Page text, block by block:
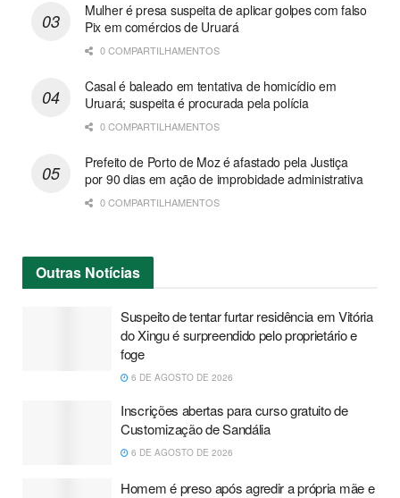
Mulher é presa suspeita de aplicar golpes com falso
Pix em comércios de Uruará
0 COMPARTILHAMENTOS
Casal é baleado em tentativa de homicídio em
Uruará; suspeita é procurada pela polícia
0 COMPARTILHAMENTOS
Prefeito de Porto de Moz é afastado pela Justiça
por 90 dias em ação de improbidade administrativa
0 COMPARTILHAMENTOS
Outras Notícias
Suspeito de tentar furtar residência em Vitória
do Xingu é surpreendido pelo proprietário e
foge
6 DE AGOSTO DE 2026
Inscrições abertas para curso gratuito de
Customização de Sandália
6 DE AGOSTO DE 2026
Homem é preso após agredir a própria mãe e